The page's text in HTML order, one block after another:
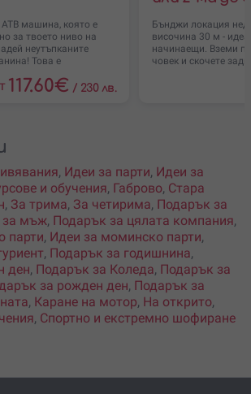
машина, която е
за твоето ниво на
неутъпканите
Това е
117.60€ / 230 лв.
Бънджи локация
височина 30 м -
начинаещи. Вземи
човек и скочете
, Идеи за парти, Идеи за
и обучения, Габрово, Стара
, За трима, За четирима, Подарък за
за мъж, Подарък за цялата компания,
парти, Идеи за моминско парти,
, Подарък за годишнина,
ден, Подарък за Коледа, Подарък за
за рожден ден, Подарък за
, Каране на мотор, На открито,
, Спортно и екстремно шофиране